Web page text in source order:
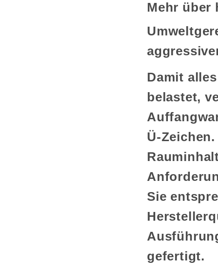
Mehr über
Damit
belastet,
Ü-
Sie
gefertigt.